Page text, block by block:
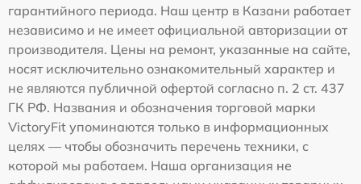
гарантийного периода. Наш центр в Казани работает
независимо и не имеет официальной авторизации от
производителя. Цены на ремонт, указанные на сайте,
носят исключительно ознакомительный характер и
не являются публичной офертой согласно п. 2 ст. 437
ГК РФ. Названия и обозначения торговой марки
VictoryFit упоминаются только в информационных
целях — чтобы обозначить перечень техники, с
которой мы работаем. Наша организация не